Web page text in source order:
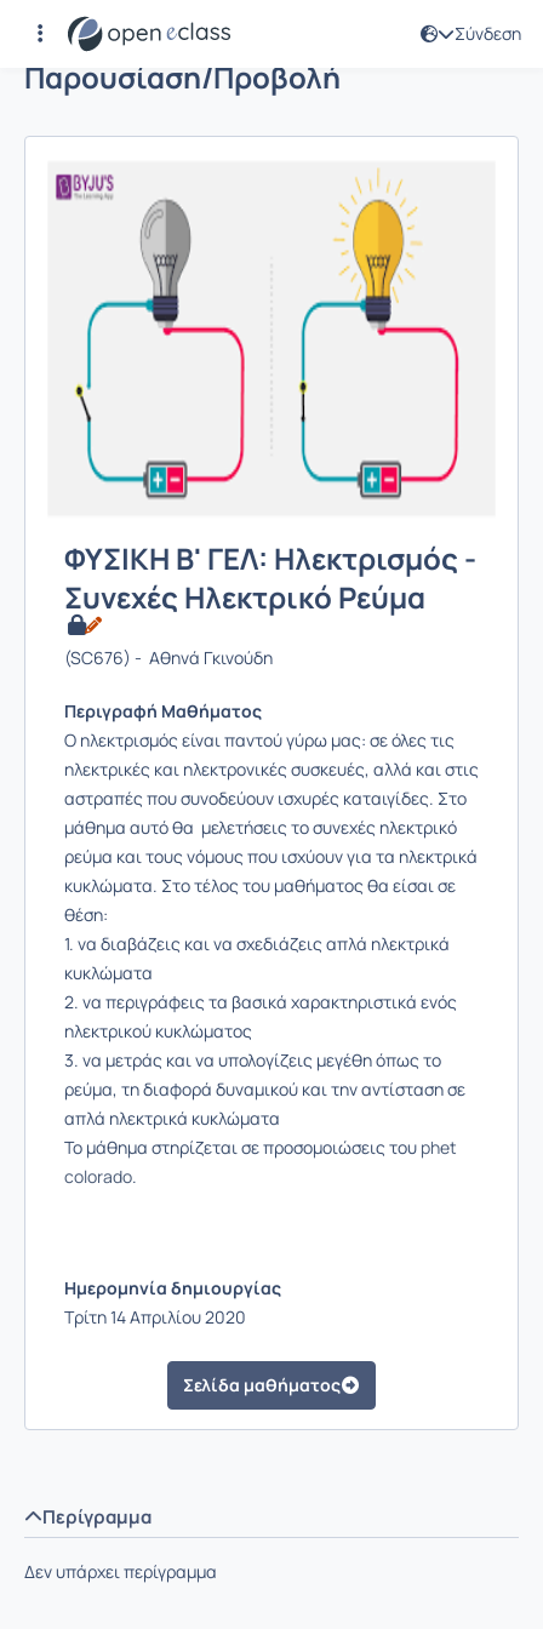
Σύνδεση
Παρουσίαση/Προβολή
ΦΥΣΙΚΗ Β' ΓΕΛ: Ηλεκτρισμός -
Συνεχές Ηλεκτρικό Ρεύμα
(SC676) - Αθηνά Γκινούδη
Περιγραφή Μαθήματος
Ο ηλεκτρισμός είναι παντού γύρω μας: σε όλες τις
ηλεκτρικές και ηλεκτρονικές συσκευές, αλλά και στις
αστραπές που συνοδεύουν ισχυρές καταιγίδες. Στο
μάθημα αυτό θα μελετήσεις το συνεχές ηλεκτρικό
ρεύμα και τους νόμους που ισχύουν για τα ηλεκτρικά
κυκλώματα. Στο τέλος του μαθήματος θα είσαι σε
θέση:
1. να διαβάζεις και να σχεδιάζεις απλά ηλεκτρικά
κυκλώματα
2. να περιγράφεις τα βασικά χαρακτηριστικά ενός
ηλεκτρικού κυκλώματος
3. να μετράς και να υπολογίζεις μεγέθη όπως το
ρεύμα, τη διαφορά δυναμικού και την αντίσταση σε
απλά ηλεκτρικά κυκλώματα
Το μάθημα στηρίζεται σε προσομοιώσεις του phet
colorado.
Ημερομηνία δημιουργίας
Τρίτη 14 Απριλίου 2020
Σελίδα μαθήματος
Περίγραμμα
Δεν υπάρχει περίγραμμα